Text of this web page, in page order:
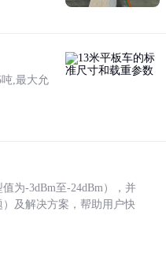
吨,最大允
为-3dBm至-24dBm），并
及解决方案，帮助用户快